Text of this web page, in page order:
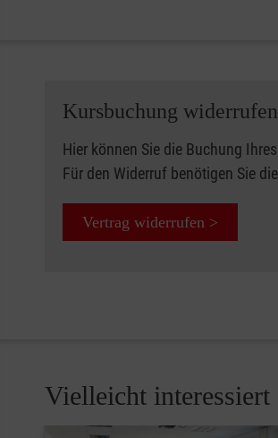
Kursbuchung widerrufen
Hier können Sie die Buchung
Für den Widerruf benötigen Sie
Vertrag widerrufen >
Vielleicht interessiert